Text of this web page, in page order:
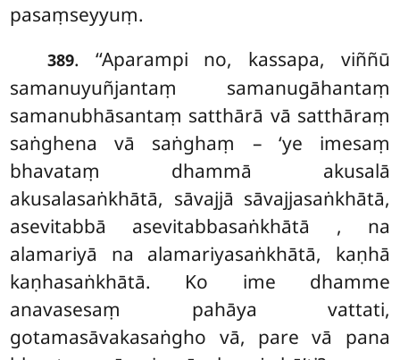
pasaṃseyyuṃ.
389. ‘‘Aparampi no, kassapa, viññū
samanuyuñjantaṃ samanugāhantaṃ
samanubhāsantaṃ satthārā vā satthāraṃ
saṅghena vā saṅghaṃ – ‘ye imesaṃ
bhavataṃ dhammā akusalā
akusalasaṅkhātā, sāvajjā sāvajjasaṅkhātā,
asevitabbā asevitabbasaṅkhātā , na
alamariyā na alamariyasaṅkhātā, kaṇhā
kaṇhasaṅkhātā. Ko ime dhamme
anavasesaṃ pahāya vattati,
gotamasāvakasaṅgho vā, pare vā pana